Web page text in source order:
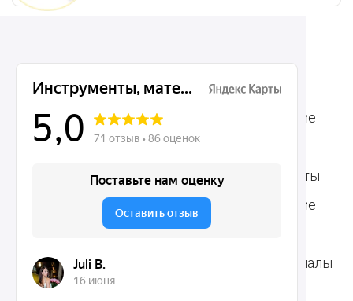
Ассортимент
Популярные наборы
Хирургические
инструменты
Пародонтологические
Ортодонтические
инструменты
Стоматологические
аксессуары
Общие инструменты
Стоматологические
материалы
Расходные материалы